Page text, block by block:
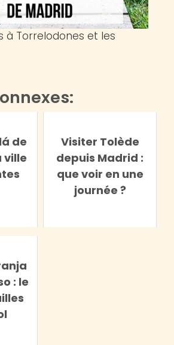
à Torrelodones et les
de
ville
Visiter Tolède
depuis Madrid :
que voir en une
journée ?
: le